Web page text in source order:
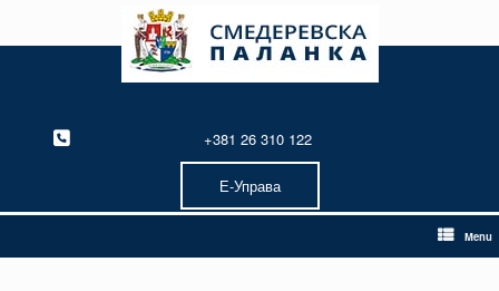
content
+381 26 310 122
Е-Управа
Menu